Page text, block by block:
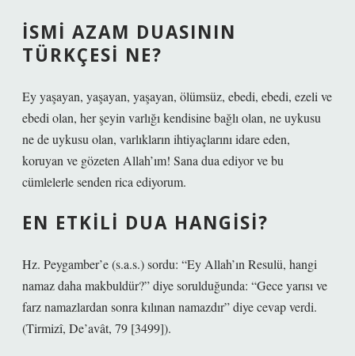
İSMI AZAM DUASININ
TÜRKÇESI NE?
Ey yaşayan, yaşayan, yaşayan, ölümsüz, ebedi, ebedi, ezeli ve
ebedi olan, her şeyin varlığı kendisine bağlı olan, ne uykusu
ne de uykusu olan, varlıkların ihtiyaçlarını idare eden,
koruyan ve gözeten Allah’ım! Sana dua ediyor ve bu
cümlelerle senden rica ediyorum.
EN ETKILI DUA HANGISI?
Hz. Peygamber’e (s.a.s.) sordu: “Ey Allah’ın Resulü, hangi
namaz daha makbuldür?” diye sorulduğunda: “Gece yarısı ve
farz namazlardan sonra kılınan namazdır” diye cevap verdi.
(Tirmizî, De’avât, 79 [3499]).